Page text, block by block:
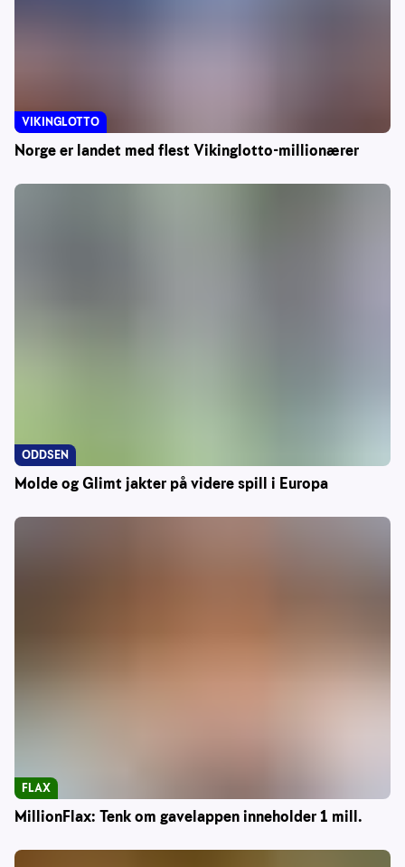
Norge er landet med flest Vikinglotto-millionærer
VIKINGLOTTO
Molde og Glimt jakter på videre spill i Europa
ODDSEN
MillionFlax: Tenk om gavelappen inneholder 1 mill.
FLAX